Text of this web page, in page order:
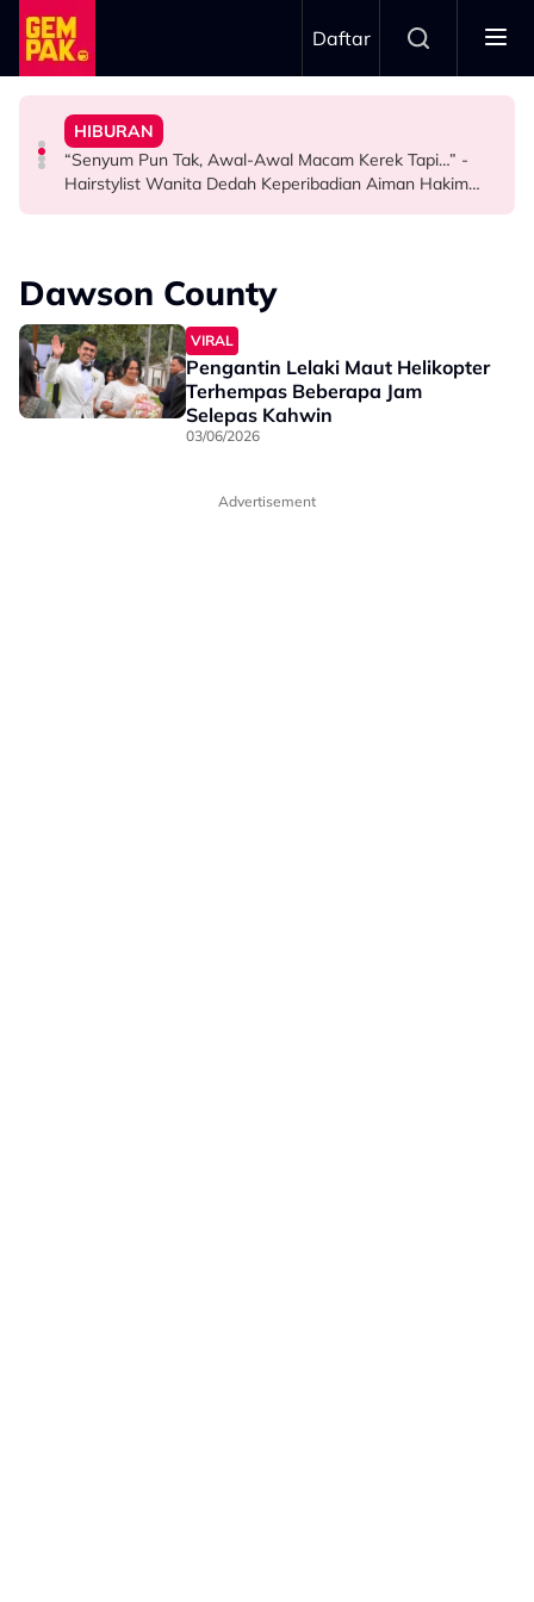
Skip to main content
Daftar
HIBURAN
KE Selebriti 2026: Sokongan Anak Buat Amyza Aznan
Terima Tawaran - “Kalau Ikutkan Memang Saya…”
HIBURAN
“Senyum Pun Tak, Awal-Awal Macam Kerek Tapi…” -
Hairstylist Wanita Dedah Keperibadian Aiman Hakim
SELEBRITI
“Nak Muntah Dah Makan Tuna” – Demi Fitness, Zarina
Anjoulie Beralih Kepada Ikan Kembung
HIBURAN
“Imane Lunara & Imane Laudya, Dua Anugerah
Terbesar Dalam Hidup Saya” - Intan Najuwa
Dawson County
VIRAL
Pengantin Lelaki Maut Helikopter
Terhempas Beberapa Jam
Selepas Kahwin
03/06/2026
Advertisement